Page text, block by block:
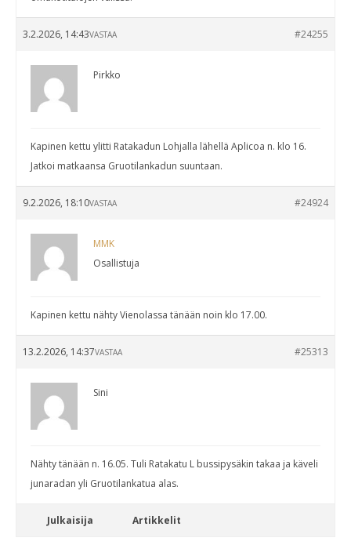
3.2.2026, 14:43 #24255
VASTAA
Pirkko
Kapinen kettu ylitti Ratakadun Lohjalla lähellä Aplicoa n. klo 16.
Jatkoi matkaansa Gruotilankadun suuntaan.
9.2.2026, 18:10 #24924
VASTAA
MMK
Osallistuja
Kapinen kettu nähty Vienolassa tänään noin klo 17.00.
13.2.2026, 14:37 #25313
VASTAA
Sini
Nähty tänään n. 16.05. Tuli Ratakatu L bussipysäkin takaa ja käveli
junaradan yli Gruotilankatua alas.
Julkaisija Artikkelit